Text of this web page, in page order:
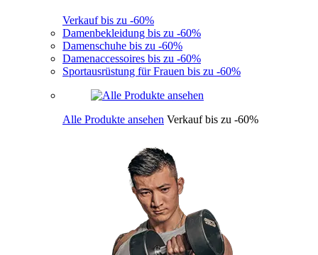
Verkauf bis zu -60%
Damenbekleidung bis zu -60%
Damenschuhe bis zu -60%
Damenaccessoires bis zu -60%
Sportausrüstung für Frauen bis zu -60%
Alle Produkte ansehen Verkauf bis zu -60%